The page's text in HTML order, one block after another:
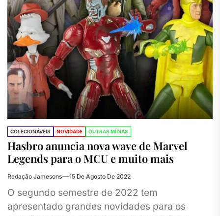
COLECIONÁVEIS NOVIDADE OUTRAS MÍDIAS
Hasbro anuncia nova wave de Marvel
Legends para o MCU e muito mais
Redação Jamesons 15 De Agosto De 2022
O segundo semestre de 2022 tem
apresentado grandes novidades para os